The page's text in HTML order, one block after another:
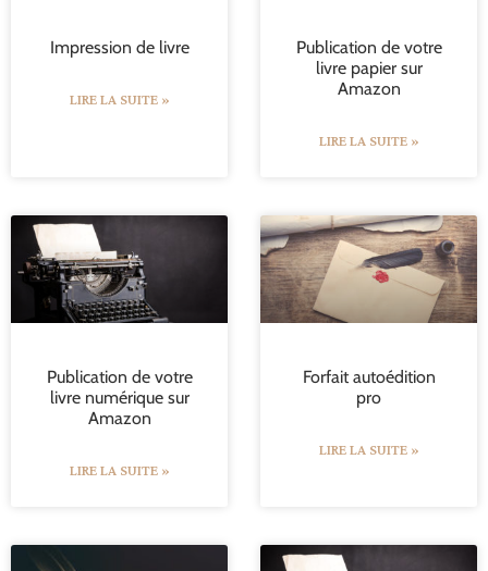
Impression de livre
LIRE LA SUITE »
Publication de votre
livre papier sur
Amazon
LIRE LA SUITE »
Publication de votre
livre numérique sur
Amazon
LIRE LA SUITE »
Forfait autoédition
pro
LIRE LA SUITE »